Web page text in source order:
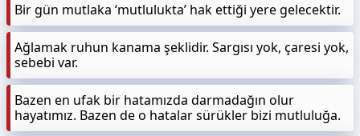
Bir gün mutlaka ‘mutlulukta’ hak ettiği yere gelecektir.
Ağlamak ruhun kanama şeklidir. Sargısı yok, çaresi yok,
sebebi var.
Bazen en ufak bir hatamızda darmadağın olur
hayatımız. Bazen de o hatalar sürükler bizi mutluluğa.